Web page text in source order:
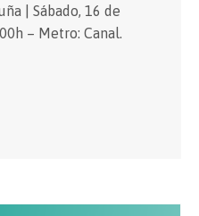
| Sábado, 16 de
– Metro: Canal.